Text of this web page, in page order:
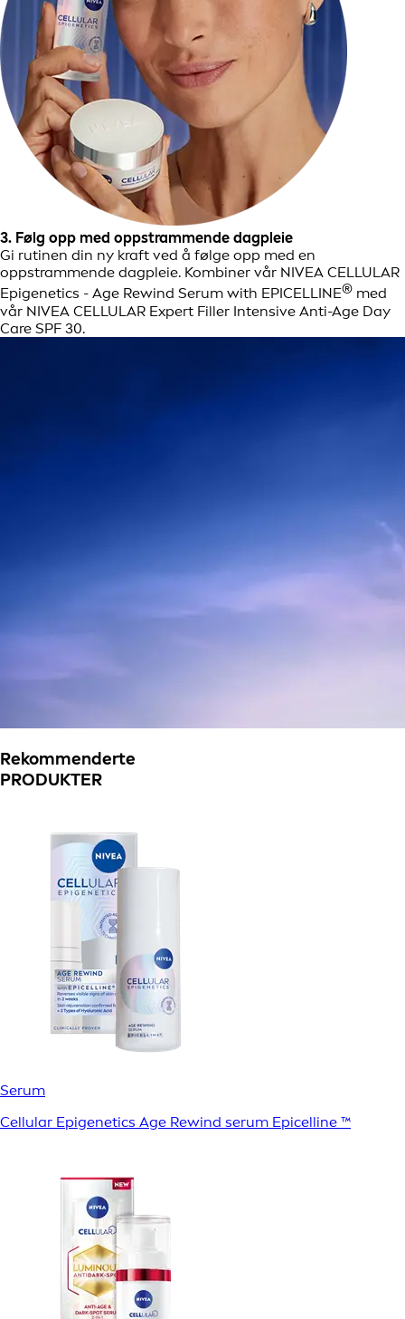
3. Følg opp med oppstrammende dagpleie
Gi rutinen din ny kraft ved å følge opp med en
oppstrammende dagpleie. Kombiner vår NIVEA CELLULAR
Epigenetics - Age Rewind Serum with EPICELLINE® med
vår NIVEA CELLULAR Expert Filler Intensive Anti-Age Day
Care SPF 30.
Rekommenderte
PRODUKTER
Serum
Cellular Epigenetics Age Rewind serum Epicelline ™